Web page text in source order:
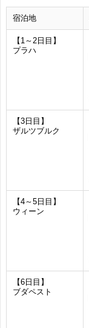
宿泊地
【1～2日目】
プラハ
【3日目】
ザルツブルク
【4～5日目】
ウィーン
【6日目】
ブダペスト